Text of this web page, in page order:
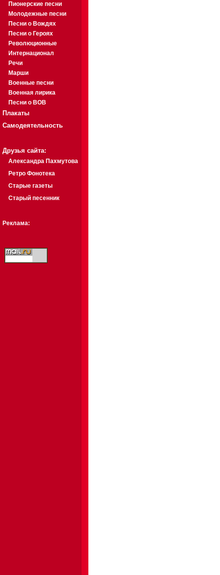
Пионерские песни
Молодежные песни
Песни о Вождях
Песни о Героях
Революционные
Интернационал
Речи
Марши
Военные песни
Военная лирика
Песни о ВОВ
Плакаты
Самодеятельность
Друзья сайта:
Александра Пахмутова
Ретро Фонотека
Старые газеты
Старый песенник
Реклама: